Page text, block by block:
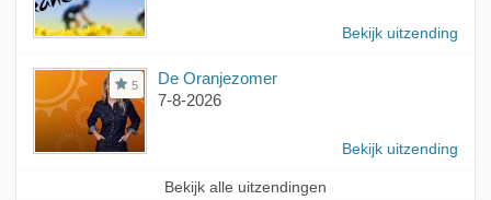
Bekijk uitzending
5
De Oranjezomer
7-8-2026
Bekijk uitzending
Bekijk alle uitzendingen